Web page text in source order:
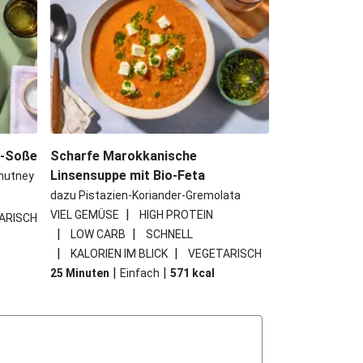
Soße
Scharfe Marokkanische
Linsensuppe mit Bio-Feta
dazu Pistazien-Koriander-Gremolata
VIEL GEMÜSE
| HIGH PROTEIN
| LOW CARB | SCHNELL
| KALORIEN IM BLICK |
VEGETARISCH
25 Minuten | Einfach | 571 kcal